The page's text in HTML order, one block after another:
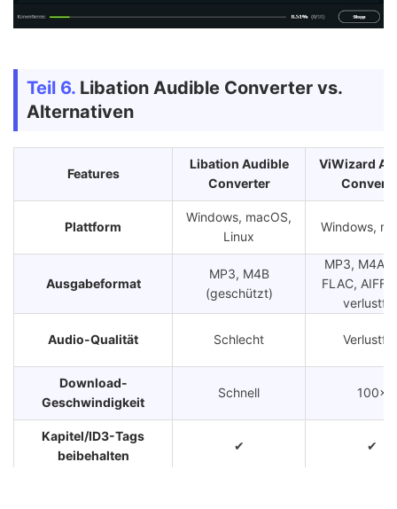
Teil 6. Libation Audible Converter vs.
Alternativen
Features
Libation Audible
Converter
ViWizard
Plattform
Windows, macOS,
Linux
Windows,
Ausgabeformat
MP3, M4B
(geschützt)
MP3, M4A,
FLAC, AIFF,
Audio-Qualität Schlecht
Download-
Geschwindigkeit
Schnell 100×
Kapitel/ID3-Tags
beibehalten
✔ ✔